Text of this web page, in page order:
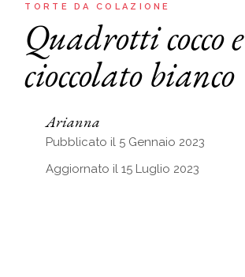
TORTE DA COLAZIONE
Quadrotti cocco e
cioccolato bianco
Arianna
Pubblicato il 5 Gennaio 2023
Aggiornato il 15 Luglio 2023